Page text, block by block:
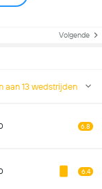
Volgende
aan 13 wedstrijden
6.8
6.4